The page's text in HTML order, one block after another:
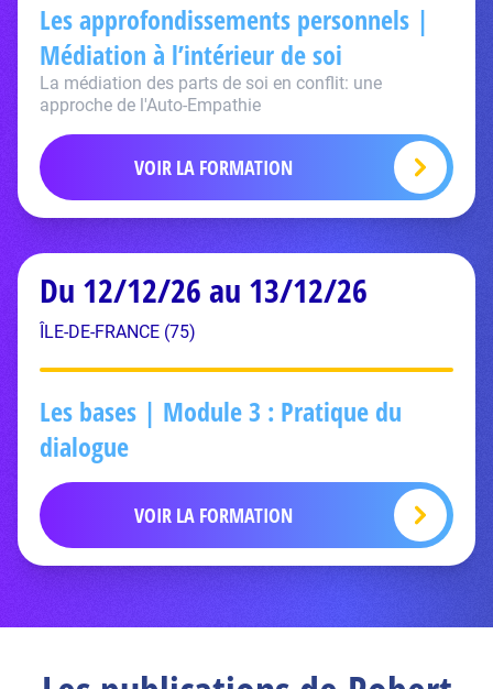
Les approfondissements personnels |
Médiation à l’intérieur de soi
La médiation des parts de soi en conflit: une
approche de l'Auto-Empathie
VOIR LA FORMATION
Du 12/12/26 au 13/12/26
ÎLE-DE-FRANCE (75)
Les bases | Module 3 : Pratique du
dialogue
VOIR LA FORMATION